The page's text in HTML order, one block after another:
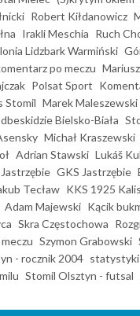
Robert Kiłdanowicz
Irakli Meschia Ruch
Lidzbark Warmiński
po meczu
Polsat Sport
Stomil Marek Maleszewski
Bielsko-Biała
Michał Kraszewski
Adrian Stawski Lukáš
GKS Jastrzębie
Tecław KKS 1925
Adam Majewski Kącik
Skra Częstochowa
Szymon Grabowski
- rocznik 2004 statystyki
Stomil Olsztyn - futsal